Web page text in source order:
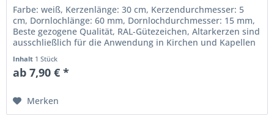
Farbe: weiß, Kerzenlänge: 30 cm, Kerzendurchmesser: 5
cm, Dornlochlänge: 60 mm, Dornlochdurchmesser: 15 mm,
Beste gezogene Qualität, RAL-Gütezeichen, Altarkerzen sind
ausschließlich für die Anwendung in Kirchen und Kapellen
Inhalt 1 Stück
ab 7,90 € *
Merken